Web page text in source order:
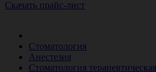
Скачать прайс-лист
Стоматология
Анестезия
Стоматология терапевтическая